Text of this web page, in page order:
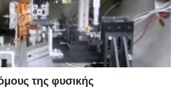
από τη Μογγολία.
της φυσικής